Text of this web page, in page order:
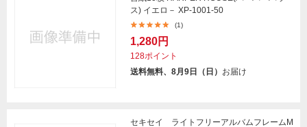
ス) イエロ－ XP-1001-50
(1)
1,280円
128ポイント
送料無料、8月9日（日） お届け
セキセイ ライトフリーアルバムフレームM